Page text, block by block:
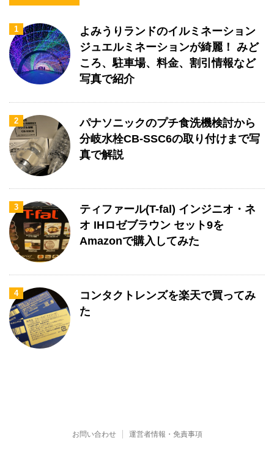
1
よみうりランドのイルミネーション
ジュエルミネーションが綺麗！ みど
ころ、駐車場、料金、割引情報など
写真で紹介
2
パナソニックのプチ食洗機検討から
分岐水栓CB-SSC6の取り付けまで写
真で解説
3
ティファール(T-fal) インジニオ・ネ
オ IHロゼブラウン セット9を
Amazonで購入してみた
4
コンタクトレンズを楽天で買ってみ
た
お問い合わせ 運営者情報・免責事項